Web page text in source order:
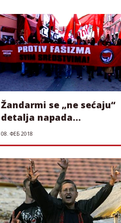
Žandarmi se „ne sećaju“
detalja napada
neonacista na
antifašiste
08. ФЕБ 2018